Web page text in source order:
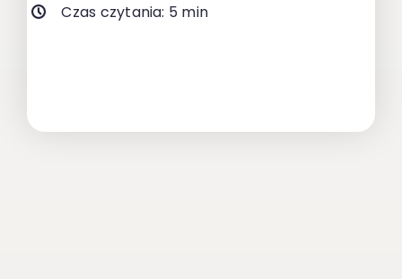
Czas czytania: 5 min